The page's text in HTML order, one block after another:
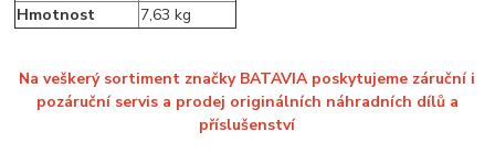
Hmotnost
7,63 kg
Na veškerý sortiment značky BATAVIA poskytujeme záruční i
pozáruční servis a prodej originálních náhradních dílů a
příslušenství